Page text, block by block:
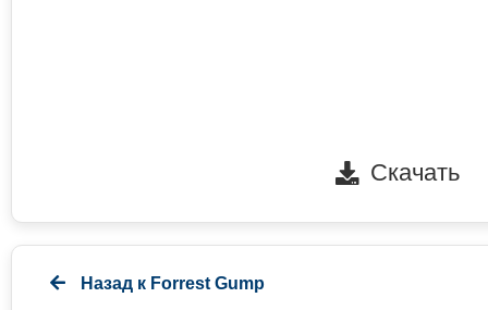
Скачать
Назад к Forrest Gump